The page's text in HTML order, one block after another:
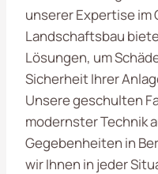
unserer Expertise im
Landschaftsbau
Lösungen, um
Sicherheit Ihrer
Unsere geschulten
modernster Technik
Gegebenheiten in
wir Ihnen in jeder